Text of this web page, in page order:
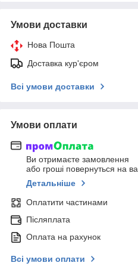
Умови доставки
Нова Пошта
Доставка кур'єром
Всі умови доставки
Умови оплати
Ви отримаєте замовлення
або гроші повернуться на
Детальніше
Оплатити частинами
Післяплата
Оплата на рахунок
Всі умови оплати